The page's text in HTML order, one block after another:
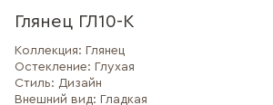
Глянец ГЛ10-К
Коллекция: Глянец
Остекление: Глухая
Стиль: Дизайн
Внешний вид: Гладкая